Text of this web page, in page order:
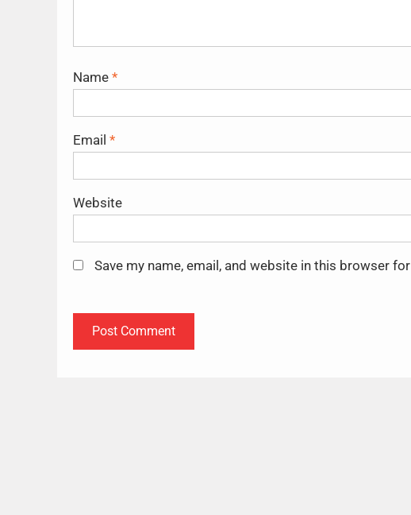
Name *
Email *
Website
Save my name, email, and website in this browser